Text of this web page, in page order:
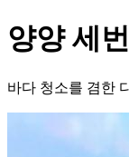
양양 세
바다 청소를 겸한